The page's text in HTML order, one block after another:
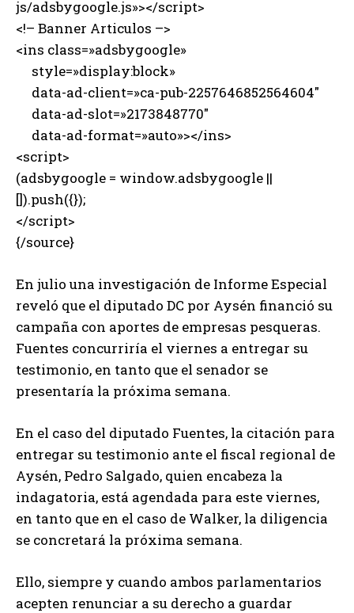
js/adsbygoogle.js»></script>
<!– Banner Articulos –>
<ins class=»adsbygoogle»
style=»display:block»
data-ad-client=»ca-pub-2257646852564604″
data-ad-slot=»2173848770″
data-ad-format=»auto»></ins>
<script>
(adsbygoogle = window.adsbygoogle ||
[]).push({});
</script>
{/source}
En julio una investigación de Informe Especial
reveló que el diputado DC por Aysén financió su
campaña con aportes de empresas pesqueras.
Fuentes concurriría el viernes a entregar su
testimonio, en tanto que el senador se
presentaría la próxima semana.
En el caso del diputado Fuentes, la citación para
entregar su testimonio ante el fiscal regional de
Aysén, Pedro Salgado, quien encabeza la
indagatoria, está agendada para este viernes,
en tanto que en el caso de Walker, la diligencia
se concretará la próxima semana.
Ello, siempre y cuando ambos parlamentarios
acepten renunciar a su derecho a guardar